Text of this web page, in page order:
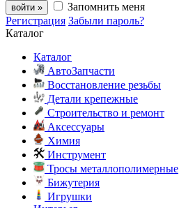
войти »
Запомнить меня
Регистрация Забыли пароль?
Каталог
Каталог
АвтоЗапчасти
Восстановление резьбы
Детали крепежные
Строительство и ремонт
Аксессуары
Химия
Инструмент
Тросы металлополимерные
Бижутерия
Игрушки